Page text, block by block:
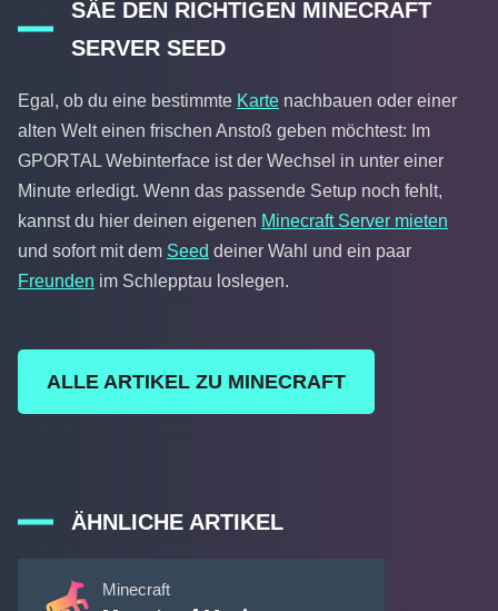
SÄE DEN RICHTIGEN MINECRAFT
SERVER SEED
Egal, ob du eine bestimmte Karte nachbauen oder einer
alten Welt einen frischen Anstoß geben möchtest: Im
GPORTAL Webinterface ist der Wechsel in unter einer
Minute erledigt. Wenn das passende Setup noch fehlt,
kannst du hier deinen eigenen Minecraft Server mieten
und sofort mit dem Seed deiner Wahl und ein paar
Freunden im Schlepptau loslegen.
ALLE ARTIKEL ZU MINECRAFT
ÄHNLICHE ARTIKEL
Minecraft